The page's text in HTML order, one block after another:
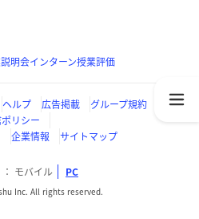
明会インターン授業評価
ヘルプ 広告掲載
グループ規約
リシー
企業情報 サイトマップ
モバイル PC
Inc. All rights reserved.